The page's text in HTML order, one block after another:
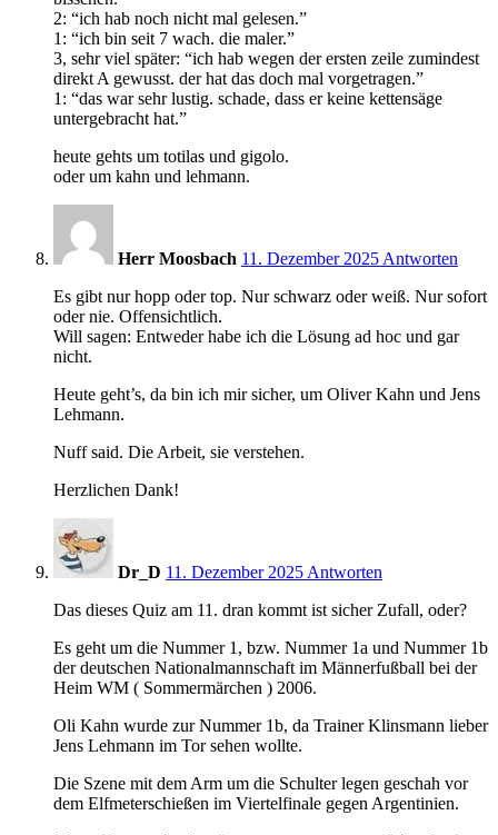
2: “ich hab noch nicht mal gelesen.”
1: “ich bin seit 7 wach. die maler.”
3, sehr viel später: “ich hab wegen der ersten zeile zumindest
direkt A gewusst. der hat das doch mal vorgetragen.”
1: “das war sehr lustig. schade, dass er keine kettensäge
untergebracht hat.”
heute gehts um totilas und gigolo.
oder um kahn und lehmann.
Herr Moosbach 11. Dezember 2025 Antworten
Es gibt nur hopp oder top. Nur schwarz oder weiß. Nur sofort
oder nie. Offensichtlich.
Will sagen: Entweder habe ich die Lösung ad hoc und gar
nicht.
Heute geht’s, da bin ich mir sicher, um Oliver Kahn und Jens
Lehmann.
Nuff said. Die Arbeit, sie verstehen.
Herzlichen Dank!
Dr_D 11. Dezember 2025 Antworten
Das dieses Quiz am 11. dran kommt ist sicher Zufall, oder?
Es geht um die Nummer 1, bzw. Nummer 1a und Nummer 1b
der deutschen Nationalmannschaft im Männerfußball bei der
Heim WM ( Sommermärchen ) 2006.
Oli Kahn wurde zur Nummer 1b, da Trainer Klinsmann lieber
Jens Lehmann im Tor sehen wollte.
Die Szene mit dem Arm um die Schulter legen geschah vor
dem Elfmeterschießen im Viertelfinale gegen Argentinien.